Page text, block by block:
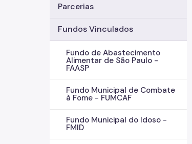
Parcerias
Fundos Vinculados
Fundo de Abastecimento
Alimentar de São Paulo -
FAASP
Fundo Municipal de Combate
à Fome - FUMCAF
Fundo Municipal do Idoso -
FMID